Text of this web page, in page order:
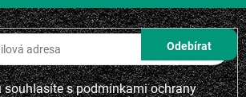
souhlasíte spodmínkami ochrany